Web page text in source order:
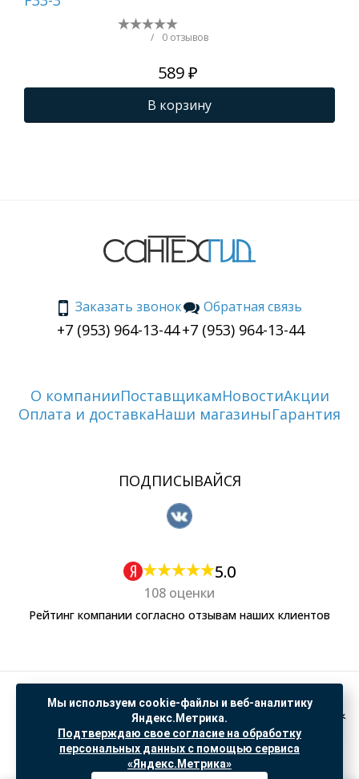
/ 0 отзывов
589 ₽
В корзину
Заказать звонок
+7 (953) 964-13-44
Обратная связь
+7 (953) 964-13-44
О компанииПоставщикамНовостиАкции
Оплата и доставкаНаши магазиныГарантия
ПОДПИСЫВАЙСЯ
5.0
108 оценки
Рейтинг компании согласно отзывам наших клиентов
Политика обработки персональных данных
Согласие на обработку данных Яндекс Метрика
"© ООО “САНТЕХГИД”, 2026. Все права защищены. Предложение не является публичной
офертой, цены и информация на сайте ознакомительные
Доработка и продвижение вSO.USE
Мы используем cookie-файлы и веб-аналитику
Яндекс.Метрика.
Подтверждаю свое согласие на обработку
персональных данных с помощью сервиса
«Яндекс.Метрика»